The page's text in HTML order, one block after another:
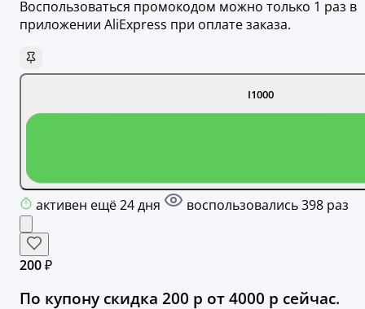
Воспользоваться промокодом можно только 1 раз в
приложении AliExpress при оплате заказа.
I1000
активен ещё 24 дня воспользовались 398 раз
200 ₽
По купону скидка 200 р от 4000 р сейчас.